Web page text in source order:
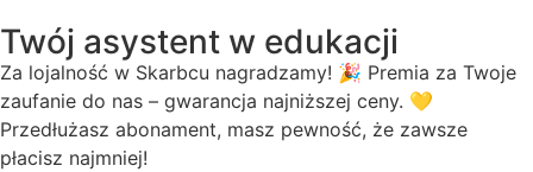
Twój asystent w edukacji
Za lojalność w Skarbcu nagradzamy! 🎉 Premia za Twoje
zaufanie do nas – gwarancja najniższej ceny. 💛
Przedłużasz abonament, masz pewność, że zawsze
płacisz najmniej!